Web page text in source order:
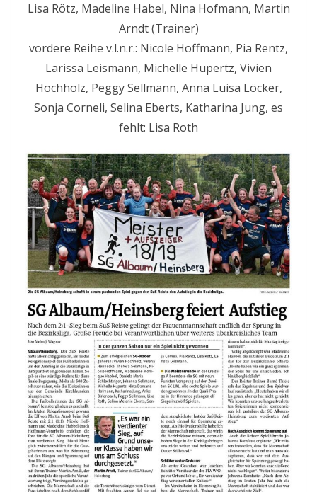
Lisa Rötz, Madeline Habel, Nina Hofmann, Martin
Arndt (Trainer)
vordere Reihe v.l.n.r.: Nicole Hoffmann, Pia Rentz,
Larissa Leismann, Michelle Hupertz, Vivien
Hochholz, Peggy Sellmann, Anna Luisa Löcker,
Sonja Corneli, Selina Eberts, Katharina Jung, es
fehlt: Lisa Roth